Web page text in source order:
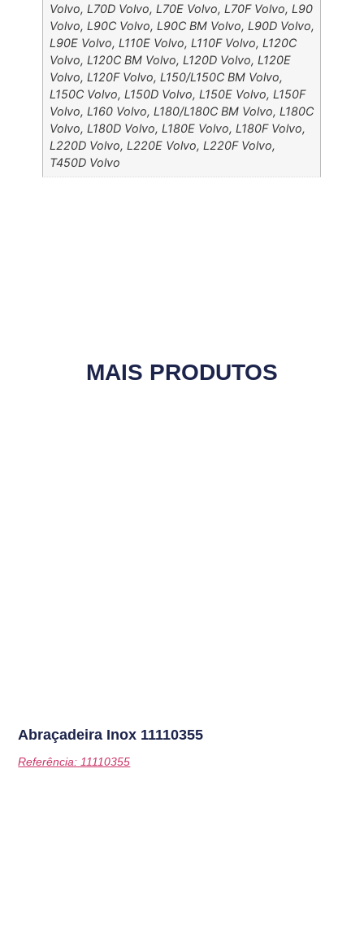
Volvo, L70D Volvo, L70E Volvo, L70F Volvo, L90
Volvo, L90C Volvo, L90C BM Volvo, L90D Volvo,
L90E Volvo, L110E Volvo, L110F Volvo, L120C
Volvo, L120C BM Volvo, L120D Volvo, L120E
Volvo, L120F Volvo, L150/L150C BM Volvo,
L150C Volvo, L150D Volvo, L150E Volvo, L150F
Volvo, L160 Volvo, L180/L180C BM Volvo, L180C
Volvo, L180D Volvo, L180E Volvo, L180F Volvo,
L220D Volvo, L220E Volvo, L220F Volvo,
T450D Volvo
MAIS PRODUTOS
Abraçadeira Inox 11110355
Referência: 11110355